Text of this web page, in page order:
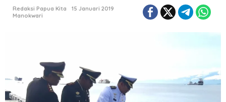
Redaksi Papua Kita
15 Januari 2019
Manokwari